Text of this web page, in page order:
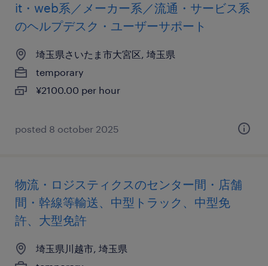
it・web系／メーカー系／流通・サービス系
のヘルプデスク・ユーザーサポート
埼玉県さいたま市大宮区, 埼玉県
temporary
¥2100.00 per hour
posted 8 october 2025
物流・ロジスティクスのセンター間・店舗
間・幹線等輸送、中型トラック、中型免
許、大型免許
埼玉県川越市, 埼玉県